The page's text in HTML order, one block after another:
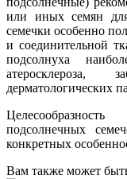
или иных семян
семечки особенно
и соединительной
подсолнуха
дерматологических
подсолнечных
конкретных
Вам также может